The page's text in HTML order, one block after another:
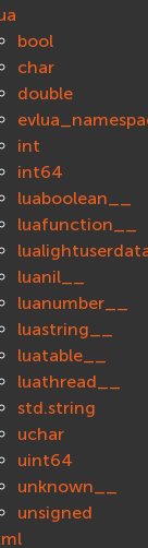
bool
char
double
int
int64
luaboolean__
luafunction__
luanil__
luanumber__
luastring__
luatable__
luathread__
std.string
uchar
uint64
unknown__
unsigned